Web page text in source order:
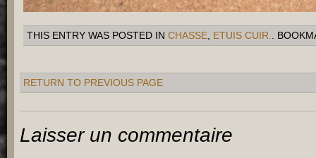
THIS ENTRY WAS POSTED IN CHASSE ETUIS CUIR. .
RETURN TO PREVIOUS PAGE
Laisser un commentaire